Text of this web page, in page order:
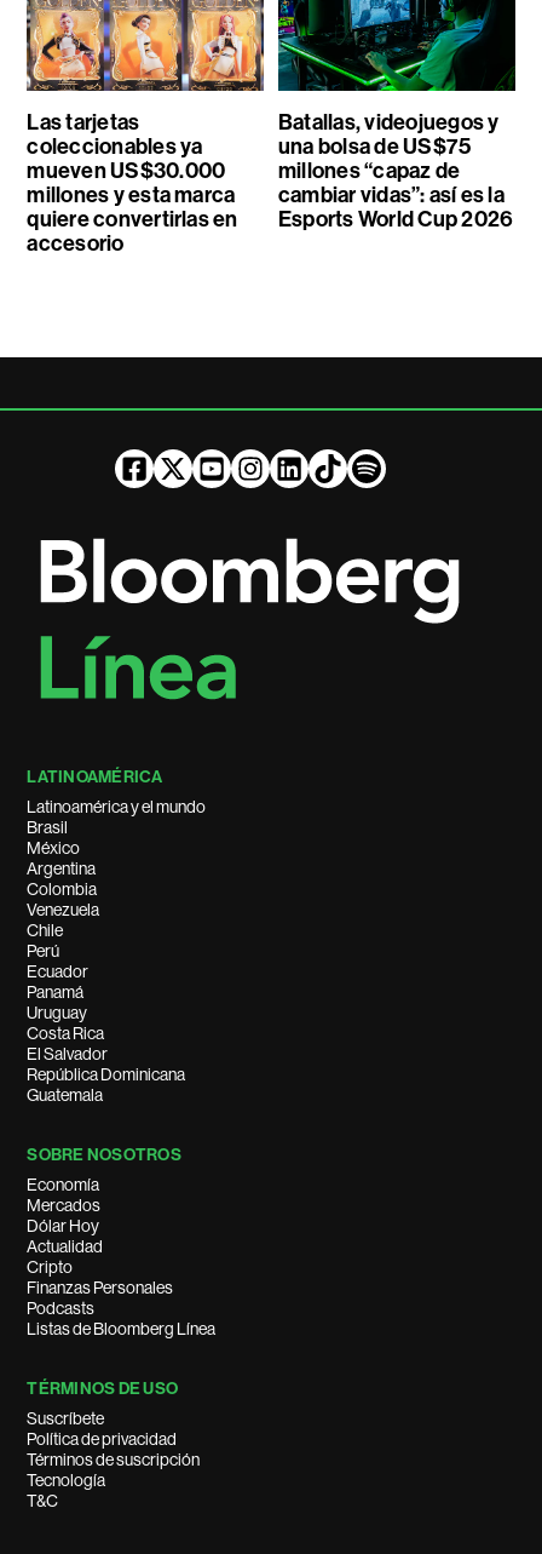
Las tarjetas
coleccionables ya
mueven US$30.000
millones y esta marca
quiere convertirlas en
accesorio
Batallas, videojuegos y
una bolsa de US$75
millones “capaz de
cambiar vidas”: así es la
Esports World Cup 2026
LATINOAMÉRICA
Latinoamérica y el mundo
Brasil
México
Argentina
Colombia
Venezuela
Chile
Perú
Ecuador
Panamá
Uruguay
Costa Rica
El Salvador
República Dominicana
Guatemala
SOBRE NOSOTROS
Economía
Mercados
Dólar Hoy
Actualidad
Cripto
Finanzas Personales
Podcasts
Listas de Bloomberg Línea
TÉRMINOS DE USO
Suscríbete
Política de privacidad
Términos de suscripción
Tecnología
T&C